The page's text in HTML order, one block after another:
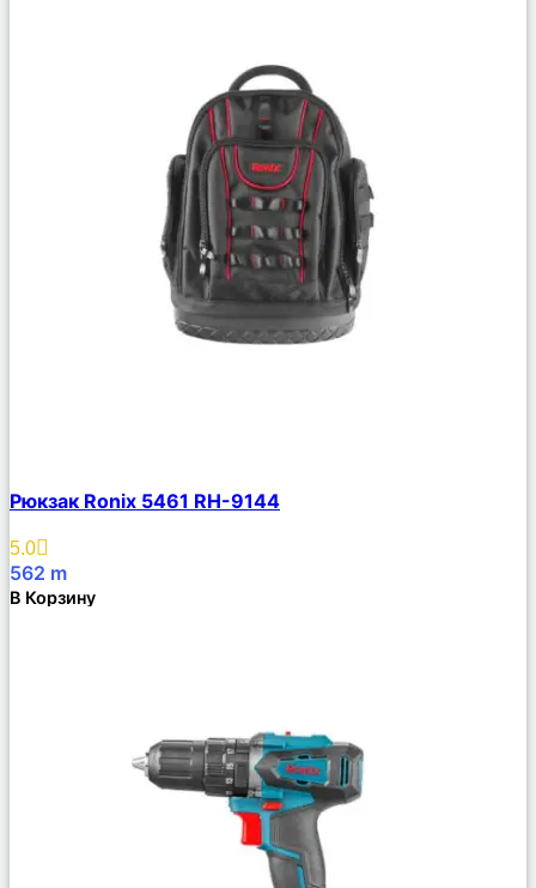
Описание
Избранное
Рюкзак Ronix 5461 RH-9144
5.0
562 m
В Корзину